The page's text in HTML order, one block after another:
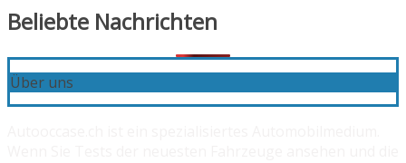
Beliebte Nachrichten
Über uns